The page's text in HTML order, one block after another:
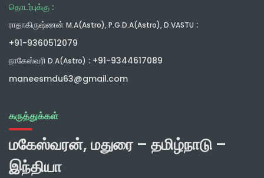
தொடர்புக்கு :
ராதாகிருஷ்ணன் M.A(Astro), P.G.D.A(Astro), D.VASTU :
+91-9360512079
நாகேஸ்வரி D.A(Astro) : +91-9344617089
maneesmdu63@gmail.com
கருத்துக்கள்
மகேஸ்வரன், மதுரை – தமிழ்நாடு –
இந்தியா